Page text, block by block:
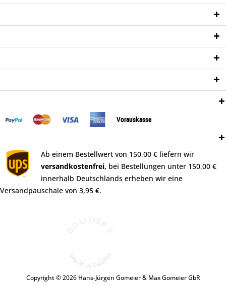
Vorauskasse
Ab einem Bestellwert von 150,00 € liefern wir
versandkostenfrei, bei Bestellungen unter 150,00 €
innerhalb Deutschlands erheben wir eine
Versandpauschale von 3,95 €.
Copyright © 2026 Hans-Jürgen Gomeier & Max Gomeier GbR